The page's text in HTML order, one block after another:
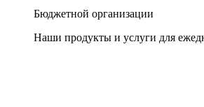
Бюджетной организации
Наши продукты и услуги для